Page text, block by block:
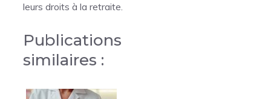
leurs droits à la retraite.
Publications
similaires :